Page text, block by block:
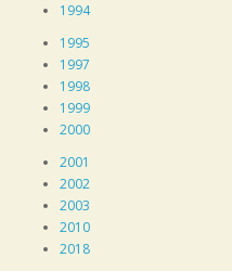
1994
1995
1997
1998
1999
2000
2001
2002
2003
2010
2018